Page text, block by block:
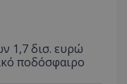
1,7 δισ. ευρώ
ποδόσφαιρο